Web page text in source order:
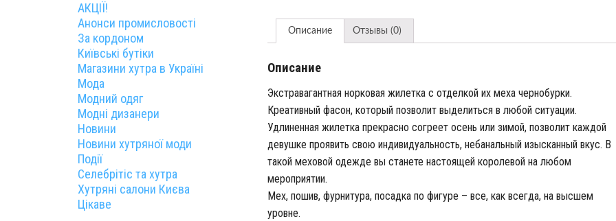
Описание Отзывы (0)
Описание
Экстравагантная норковая жилетка с отделкой их меха чернобурки.
Креативный фасон, который позволит выделиться в любой ситуации.
Удлиненная жилетка прекрасно согреет осень или зимой, позволит каждой
девушке проявить свою индивидуальность, небанальный изысканный вкус. В
такой меховой одежде вы станете настоящей королевой на любом
мероприятии.
Мех, пошив, фурнитура, посадка по фигуре – все, как всегда, на высшем
уровне.
АКЦІЇ!
Анонси промисловості
За кордоном
Київські бутіки
Магазини хутра в Україні
Мода
Модний одяг
Модні дизанери
Новини
Новини хутряної моди
Події
Селебрітіс та хутра
Хутряні салони Києва
Цікаве